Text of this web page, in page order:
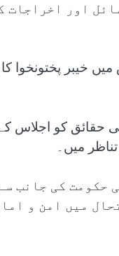
اور اخراجات
خیبر پختونخوا
کو اجلاس
میں۔
حکومت کی جانب
میں امن و